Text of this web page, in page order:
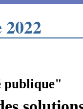
publique"